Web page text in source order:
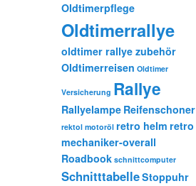
Oldtimerpflege
Oldtimerrallye
oldtimer rallye zubehör
Oldtimerreisen Oldtimer
Versicherung Rallye
Rallyelampe Reifenschoner
rektol motoröl retro helm retro
mechaniker-overall
Roadbook schnittcomputer
SchnitttabelleStoppuhr